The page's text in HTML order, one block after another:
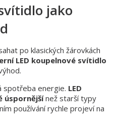
jako
po klasických žárovkách
LED koupelnové svítidlo
spotřeba energie. LED
úspornějšínež starší typy
používání rychle projeví na